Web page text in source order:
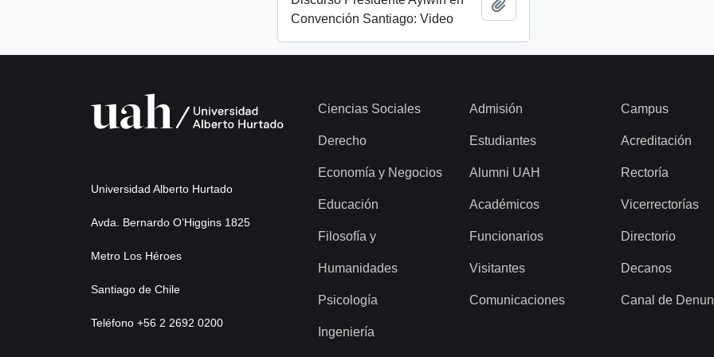
Convención Santiago: Video
Universidad Alberto Hurtado
Avda. Bernardo O’Higgins 1825
Metro Los Héroes
Santiago de Chile
Teléfono +56 2 2692 0200
Ciencias Sociales
Derecho
Economía y Negocios
Educación
Filosofía y
Humanidades
Psicología
Ingeniería
Admisión
Estudiantes
Alumni UAH
Académicos
Funcionarios
Visitantes
Comunicaciones
Campus
Acreditación
Rectoría
Vicerrectorías
Directorio
Decanos
Canal de